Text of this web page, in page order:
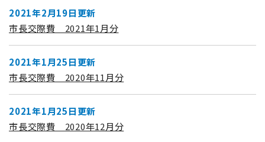
2021年2月19日更新
市長交際費 2021年1月分
2021年1月25日更新
市長交際費 2020年11月分
2021年1月25日更新
市長交際費 2020年12月分